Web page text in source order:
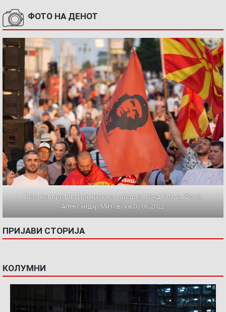
ФОТО НА ДЕНОТ
Протест против францускиот предлог пред Влада. Фото:
Александар Митовски,03.06.2022
ПРИЈАВИ СТОРИЈА
КОЛУМНИ